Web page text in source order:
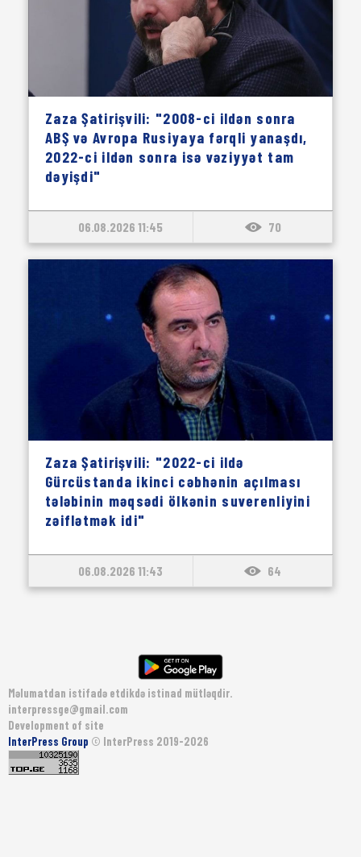
Zaza Şatirişvili: "2008-ci ildən sonra
ABŞ və Avropa Rusiyaya fərqli yanaşdı,
2022-ci ildən sonra isə vəziyyət tam
dəyişdi"
06.08.2026 11:45 70
Zaza Şatirişvili: "2022-ci ildə
Gürcüstanda ikinci cəbhənin açılması
tələbinin məqsədi ölkənin suverenliyini
zəiflətmək idi"
06.08.2026 11:43 64
Məlumatdan istifadə etdikdə istinad mütləqdir.
interpressge@gmail.com
Development of site
InterPress Group © InterPress 2019-2026